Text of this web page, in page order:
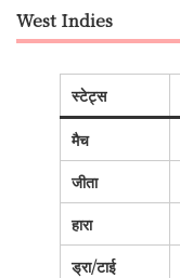
West Indies
स्टेट्स
मैच
जीता
हारा
ड्रा/टाई